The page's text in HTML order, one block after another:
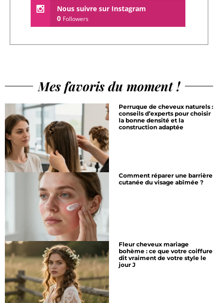
Nous suivre sur Instagram
0 Followers
Mes favoris du moment !
Perruque de cheveux naturels :
conseils d’experts pour choisir
la bonne densité et la
construction adaptée
Comment réparer une barrière
cutanée du visage abîmée ?
Fleur cheveux mariage
bohème : ce que votre coiffure
dit vraiment de votre style le
jour J